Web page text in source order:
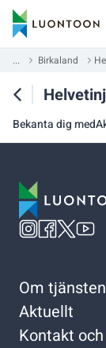
... Birkaland
Bekanta dig med
Om tjänsten
Aktuellt
Kontakt